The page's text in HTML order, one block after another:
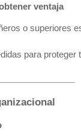
ventaja
o superiores
para